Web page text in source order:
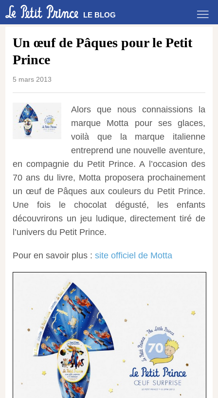
LE BLOG
Un œuf de Pâques pour le Petit
Prince
5 mars 2013
Alors que nous connaissions la
marque Motta pour ses glaces,
voilà que la marque italienne
entreprend une nouvelle aventure,
en compagnie du Petit Prince. A l’occasion des
70 ans du livre, Motta proposera prochainement
un œuf de Pâques aux couleurs du Petit Prince.
Une fois le chocolat dégusté, les enfants
découvrirons un jeu ludique, directement tiré de
l’univers du Petit Prince.
Pour en savoir plus : site officiel de Motta